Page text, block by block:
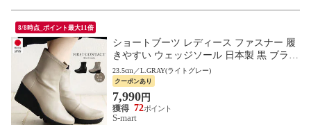
8/8時点_ポイント最大11倍
ショートブーツ レディース ファスナー 履
きやすい ウェッジソール 日本製 黒 ブラッ
ク FIRST CONTACT ファーストコンタクト
69600
23.5cm／L.GRAY(ライトグレー)
クーポンあり
7,990円
72
S-mart